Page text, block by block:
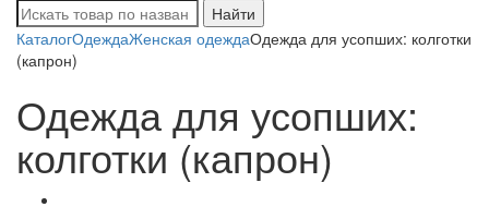
Найти
КаталогОдеждаЖенская одеждаОдежда для усопших: колготки
(капрон)
Одежда для усопших:
колготки (капрон)